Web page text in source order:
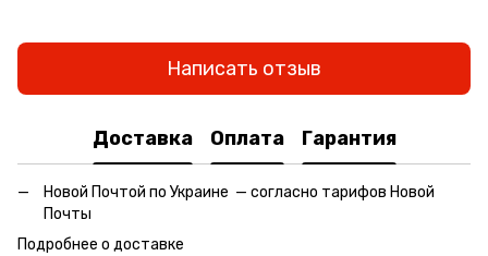
Написать отзыв
Доставка Оплата Гарантия
Новой Почтой по Украине — согласно тарифов Новой
Почты
Подробнее о доставке